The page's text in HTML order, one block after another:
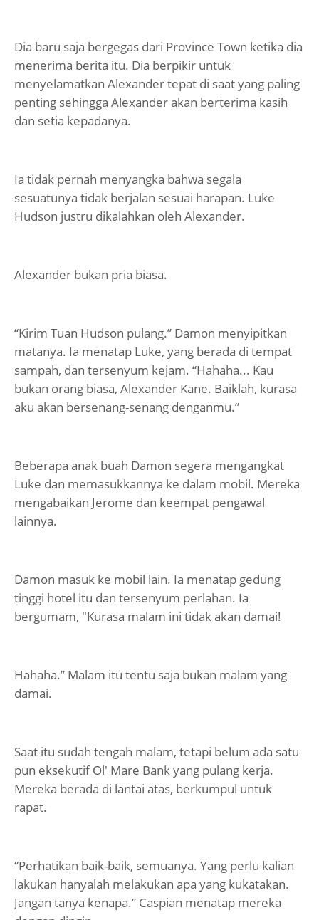
Dia baru saja bergegas dari Province Town ketika dia
menerima berita itu. Dia berpikir untuk
menyelamatkan Alexander tepat di saat yang paling
penting sehingga Alexander akan berterima kasih
dan setia kepadanya.
Ia tidak pernah menyangka bahwa segala
sesuatunya tidak berjalan sesuai harapan. Luke
Hudson justru dikalahkan oleh Alexander.
Alexander bukan pria biasa.
“Kirim Tuan Hudson pulang.” Damon menyipitkan
matanya. Ia menatap Luke, yang berada di tempat
sampah, dan tersenyum kejam. “Hahaha... Kau
bukan orang biasa, Alexander Kane. Baiklah, kurasa
aku akan bersenang-senang denganmu.”
Beberapa anak buah Damon segera mengangkat
Luke dan memasukkannya ke dalam mobil. Mereka
mengabaikan Jerome dan keempat pengawal
lainnya.
Damon masuk ke mobil lain. Ia menatap gedung
tinggi hotel itu dan tersenyum perlahan. Ia
bergumam, "Kurasa malam ini tidak akan damai!
Hahaha.” Malam itu tentu saja bukan malam yang
damai.
Saat itu sudah tengah malam, tetapi belum ada satu
pun eksekutif Ol' Mare Bank yang pulang kerja.
Mereka berada di lantai atas, berkumpul untuk
rapat.
“Perhatikan baik-baik, semuanya. Yang perlu kalian
lakukan hanyalah melakukan apa yang kukatakan.
Jangan tanya kenapa.” Caspian menatap mereka